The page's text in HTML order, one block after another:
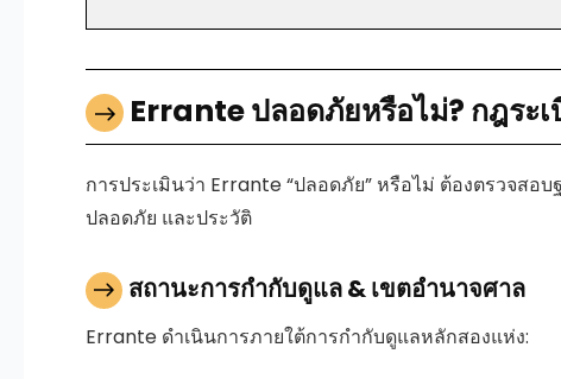
Errante ปลอดภัยหรือไม่? กฎระเ
การประเมินว่า Errante“ปลอดภัย” หรือไม่ ต้องตรวจสอ
ปลอดภัย และประวัติ
สถานะการกำกับดูแล & เขตอำนาจศาล
Errante ดำเนินการภายใต้การกำกับดูแลหลักสองแห่ง: